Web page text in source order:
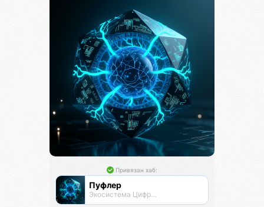
Привязан хаб:
Пуфлер
Экосистема Цифровых Организмов